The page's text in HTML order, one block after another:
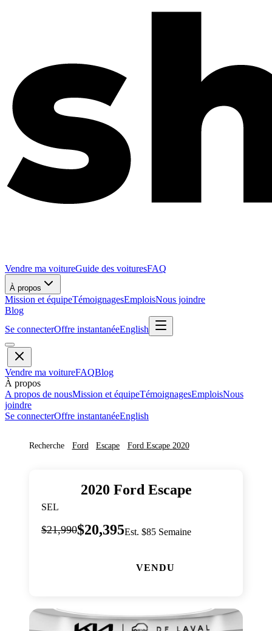
Vendre ma voitureGuide des voituresFAQ
À propos
Mission et équipeTémoignagesEmploisNous joindre
Blog
Se connecterOffre instantanéeEnglish
Vendre ma voitureFAQBlog
À propos
A propos de nousMission et équipeTémoignagesEmploisNous
joindre
Se connecterOffre instantanéeEnglish
Recherche Ford Escape Ford Escape 2020
2020 Ford Escape
SEL
$21,990$20,395Est. $85 Semaine
VENDU